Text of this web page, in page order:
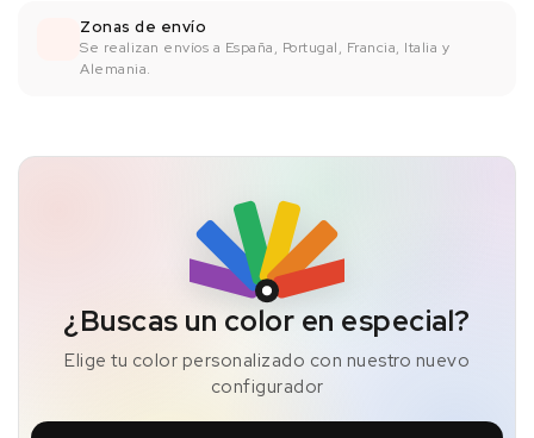
Zonas de envío
Se realizan envíos a España, Portugal, Francia, Italia y
Alemania.
¿Buscas un color en especial?
Elige tu color personalizado con nuestro nuevo
configurador